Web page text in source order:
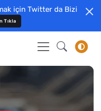
için Twitter da Bizi
Tıkla